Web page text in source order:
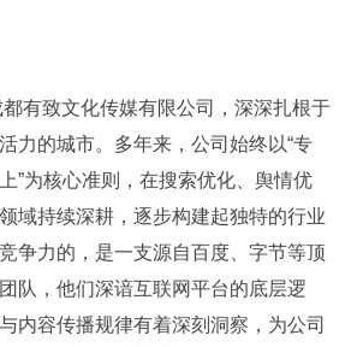
有致文化传媒有限公司，深深扎根于
力的城市。多年来，公司始终以“专
”为核心准则，在搜索优化、舆情优
域持续深耕，逐步构建起独特的行业
争力的，是一支源自百度、字节等顶
队，他们深谙互联网平台的底层逻
内容传播规律有着深刻洞察，为公司